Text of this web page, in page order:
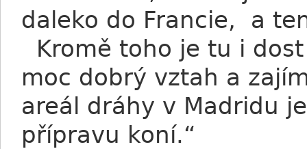
daleko do Francie, a
Kromě toho je tu i
moc dobrý vztah a
areál dráhy v Madridu
přípravu koní.“